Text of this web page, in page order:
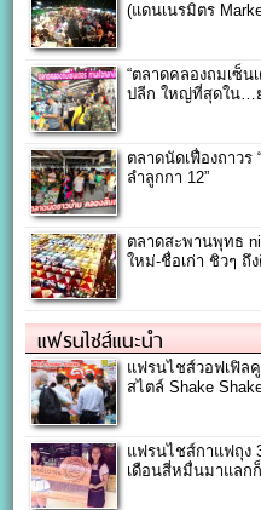
(แดนเนรมิตร
“ตลาดคลองถมเซ็น
ปลีก ใหญ่ที่สุดใน…
ตลาดนัดเฟื่องถาวร
ลำลูกกา 12”
ตลาดสะพานพุทธ
ใหม่-ชื่อเก่า ชิวๆ ถึ
แฟรนไชส์แนะนำ
แฟรนไชส์วอฟเฟิล
สไตล์ Shake
แฟรนไชส์กาแฟถุง
เดือนสี่หมื่นมาแลก